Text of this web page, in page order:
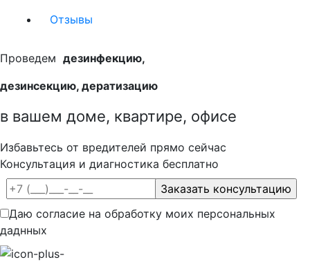
Отзывы
Проведем дезинфекцию,
дезинсекцию, дератизацию
в вашем доме, квартире, офисе
Избавьтесь от вредителей прямо сейчас
Консультация и диагностика бесплатно
Даю согласие на обработку моих персональных
даднных